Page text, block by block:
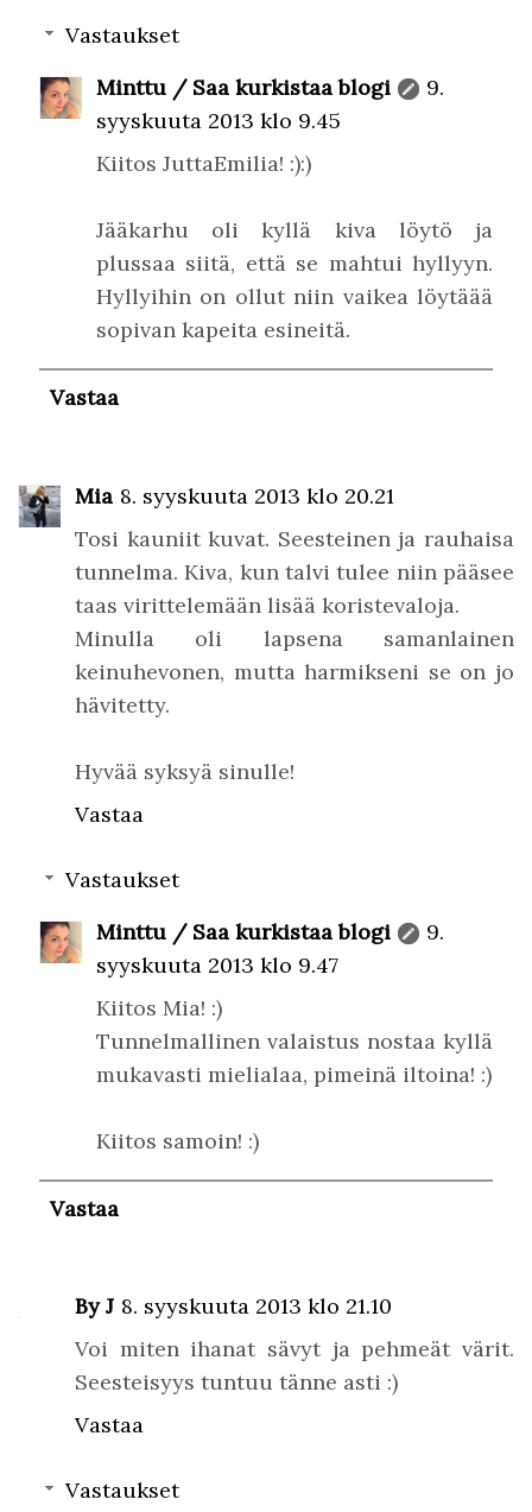
Vastaukset
Minttu / Saa kurkistaa blogi
9.
syyskuuta 2013 klo 9.45
Kiitos JuttaEmilia! :):)
Jääkarhu oli kyllä kiva löytö ja
plussaa siitä, että se mahtui hyllyyn.
Hyllyihin on ollut niin vaikea löytäää
sopivan kapeita esineitä.
Vastaa
Mia 8. syyskuuta 2013 klo 20.21
Tosi kauniit kuvat. Seesteinen ja rauhaisa
tunnelma. Kiva, kun talvi tulee niin pääsee
taas virittelemään lisää koristevaloja.
Minulla oli lapsena samanlainen
keinuhevonen, mutta harmikseni se on jo
hävitetty.
Hyvää syksyä sinulle!
Vastaa
Vastaukset
Minttu / Saa kurkistaa blogi
9.
syyskuuta 2013 klo 9.47
Kiitos Mia! :)
Tunnelmallinen valaistus nostaa kyllä
mukavasti mielialaa, pimeinä iltoina! :)
Kiitos samoin! :)
Vastaa
By J 8. syyskuuta 2013 klo 21.10
Voi miten ihanat sävyt ja pehmeät värit.
Seesteisyys tuntuu tänne asti :)
Vastaa
Vastaukset